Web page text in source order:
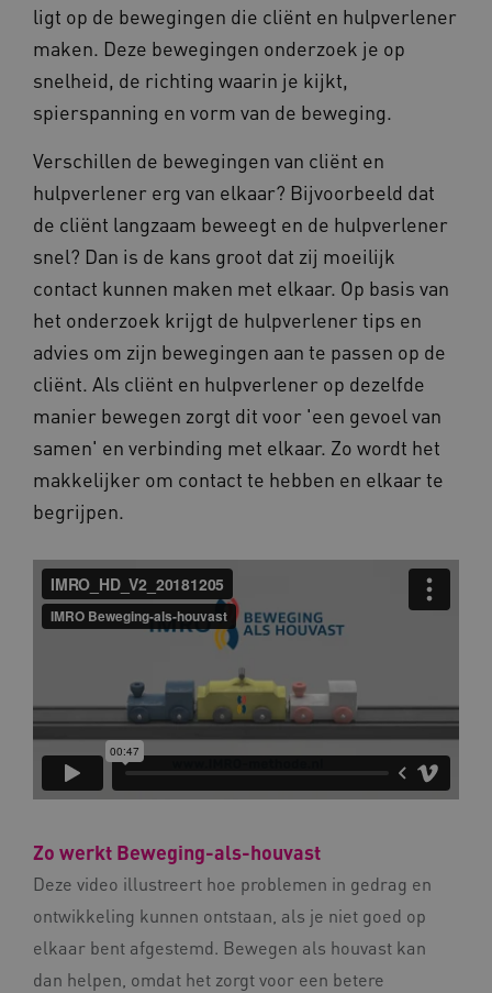
ligt op de bewegingen die cliënt en hulpverlener
maken. Deze bewegingen onderzoek je op
snelheid, de richting waarin je kijkt,
spierspanning en vorm van de beweging.
Verschillen de bewegingen van cliënt en
hulpverlener erg van elkaar? Bijvoorbeeld dat
de cliënt langzaam beweegt en de hulpverlener
snel? Dan is de kans groot dat zij moeilijk
contact kunnen maken met elkaar. Op basis van
het onderzoek krijgt de hulpverlener tips en
advies om zijn bewegingen aan te passen op de
cliënt. Als cliënt en hulpverlener op dezelfde
manier bewegen zorgt dit voor 'een gevoel van
samen' en verbinding met elkaar. Zo wordt het
makkelijker om contact te hebben en elkaar te
begrijpen.
Zo werkt Beweging-als-houvast
Deze video illustreert hoe problemen in gedrag en
ontwikkeling kunnen ontstaan, als je niet goed op
elkaar bent afgestemd. Bewegen als houvast kan
dan helpen, omdat het zorgt voor een betere
Deze functionele en technische cookies zorgen
ervoor dat de website werkt. Deze cookies
worden altijd geplaatst en maken geen inbreuk
op uw privacy.
Naam
Provider /Domein
__Secure-YNID
.youtube.com
__Secure-
ROLLOUT_TOKEN
.youtube.com
FPLC .kennispleingehandicaptensector.nl
__cf_bm
Cloudflare Inc.
BCSessionID vilans.blueconic.net
ARRAffinity
Microsoft Corporation
.www.kennispleingehandicaptensector.nl
CookieScriptConsent
CookieScript
www.kennispleingehandicaptensector.nl